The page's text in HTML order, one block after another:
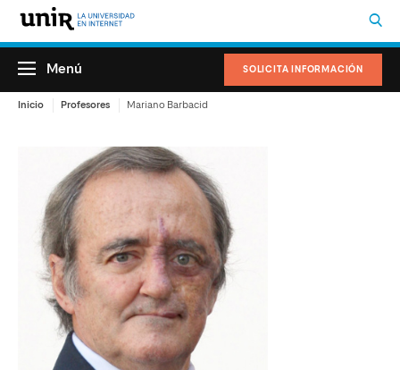
SOLICITA INFORMACIÓN
Menú
Inicio Profesores Mariano Barbacid